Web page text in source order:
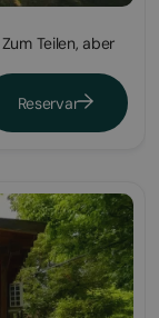
Teilen, aber
Reservar